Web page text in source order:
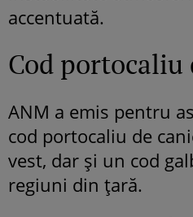
accentuată.
Cod portocaliu
ANM a emis pentru
cod portocaliu de
vest, dar și un cod
regiuni din țară.